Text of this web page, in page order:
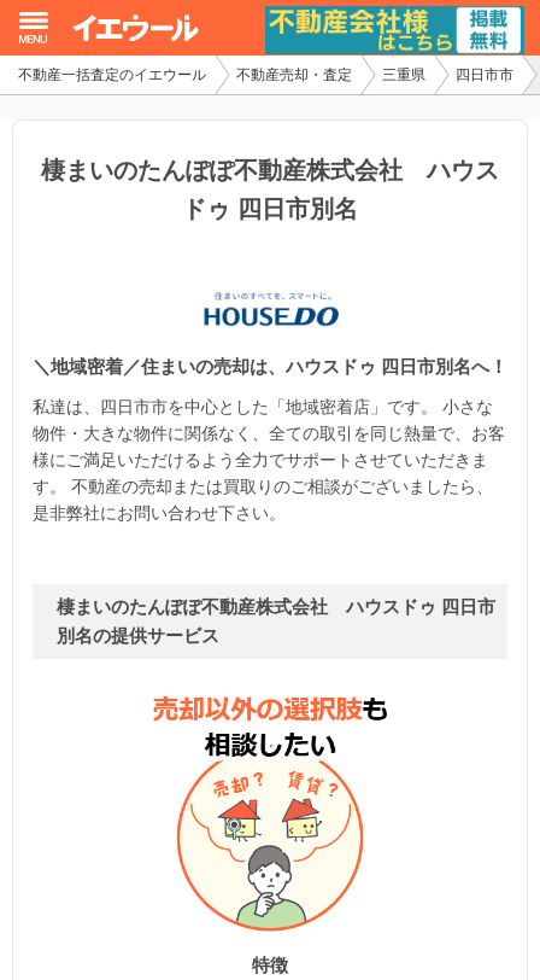
不動産一括査定のイエウール 不動産売却・査定 三重県 四日市市
棲まいのたんぽぽ不動産株式会社 ハウス
ドゥ 四日市別名
＼地域密着／住まいの売却は、ハウスドゥ 四日市別名へ！
私達は、四日市市を中心とした「地域密着店」です。 小さな
物件・大きな物件に関係なく、全ての取引を同じ熱量で、お客
様にご満足いただけるよう全力でサポートさせていただきま
す。 不動産の売却または買取りのご相談がございましたら、
是非弊社にお問い合わせ下さい。
棲まいのたんぽぽ不動産株式会社 ハウスドゥ 四日市
別名の提供サービス
特徴
イエウール加盟希望の不動産会社様